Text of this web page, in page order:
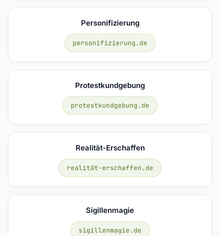
Personifizierung
personifizierung.de
Protestkundgebung
protestkundgebung.de
Realität-Erschaffen
realität-erschaffen.de
Sigillenmagie
sigillenmagie.de